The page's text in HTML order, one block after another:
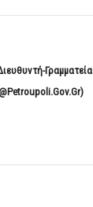
Γραμματεία